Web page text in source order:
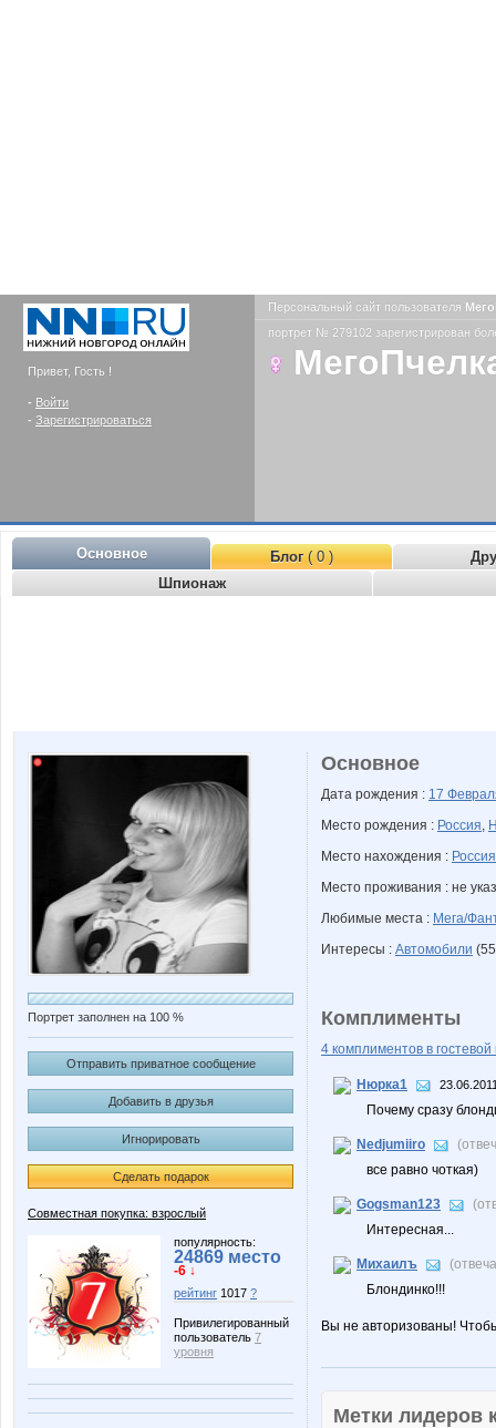
Привет, Гость !
- Войти
- Зарегистрироваться
Персональный сайт пользователя
портрет № 279102 зарегистрирован
Основное Блог( 0 )
Шпионаж
Портрет заполнен на 100 %
Отправить приватное сообщение
Добавить в друзья
Игнорировать
Сделать подарок
Совместная покупка: взрослый
популярность:
24869 место
-6 ↓
рейтинг 1017 ?
Привилегированный
пользователь 7
уровня
Основное
Дата рождения : 17
Место рождения : Россия,
Место нахождения : Россия
Место проживания : не
Любимые места : Мега/
Интересы : Автомобили
Комплименты
4 комплиментов в гостевой
Нюрка1
Почему сразу
Nedjumiiro
все равно чоткая)
Gogsman123
Интересная...
Михаилъ
Блондинко!!!
Вы не авторизованы!
Метки